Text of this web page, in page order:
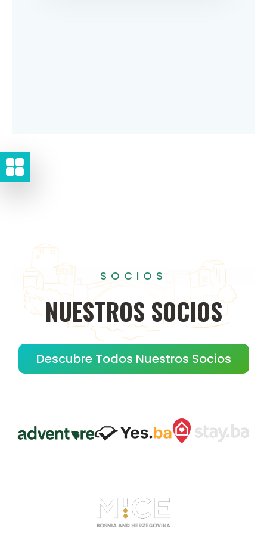
SOCIOS
NUESTROS SOCIOS
Descubre Todos Nuestros Socios